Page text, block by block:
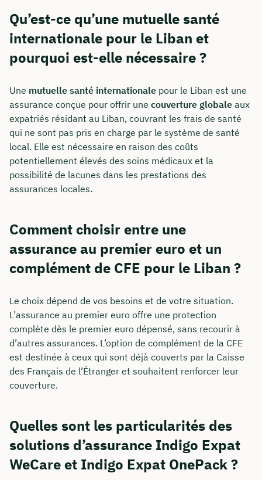
Qu’est-ce qu’une mutuelle santé
internationale pour le Liban et
pourquoi est-elle nécessaire ?
Une mutuelle santé internationale pour le Liban est une
assurance conçue pour offrir une couverture globale aux
expatriés résidant au Liban, couvrant les frais de santé
qui ne sont pas pris en charge par le système de santé
local. Elle est nécessaire en raison des coûts
potentiellement élevés des soins médicaux et la
possibilité de lacunes dans les prestations des
assurances locales.
Comment choisir entre une
assurance au premier euro et un
complément de CFE pour le Liban ?
Le choix dépend de vos besoins et de votre situation.
L’assurance au premier euro offre une protection
complète dès le premier euro dépensé, sans recourir à
d’autres assurances. L’option de complément de la CFE
est destinée à ceux qui sont déjà couverts par la Caisse
des Français de l’Étranger et souhaitent renforcer leur
couverture.
Quelles sont les particularités des
solutions d’assurance Indigo Expat
WeCare et Indigo Expat OnePack ?